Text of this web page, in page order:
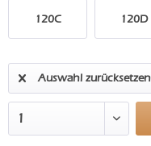
120C 120D
Auswahl zurücksetzen